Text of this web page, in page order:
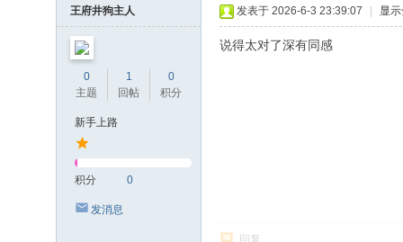
王府井狗主人
0
主题
1
回帖
0
积分
新手上路
积分 0
发消息
发表于 2026-6-3 23:39:07 显
说得太对了深有同感
回复